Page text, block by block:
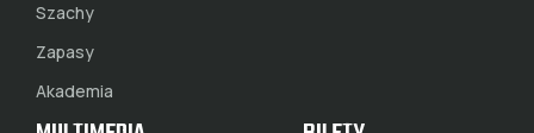
Szachy
Zapasy
Akademia